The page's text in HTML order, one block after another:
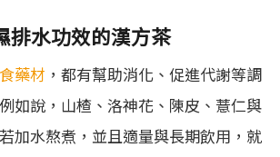
排水功效的漢方茶
藥材 ，都有幫助消化、促進代謝等調
如說，山楂、洛神花、陳皮、薏仁與
加水熬煮，並且適量與長期飲用，就